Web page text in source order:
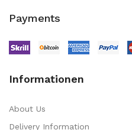
Payments
Informationen
About Us
Delivery Information